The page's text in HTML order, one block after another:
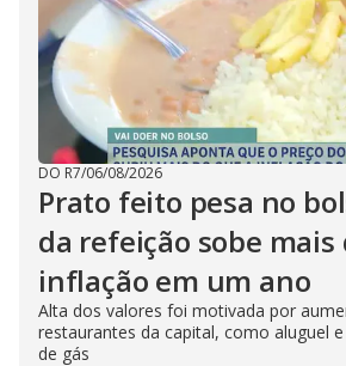
DO R7/06/08/2026
Prato feito pesa no
da refeição sobe mais
inflação em um ano
Alta dos valores foi motivada por
restaurantes da capital, como aluguel
de gás